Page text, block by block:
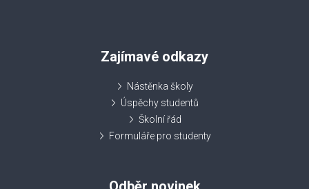
Zajímavé odkazy
Nástěnka školy
Úspěchy studentů
Školní řád
Formuláře pro studenty